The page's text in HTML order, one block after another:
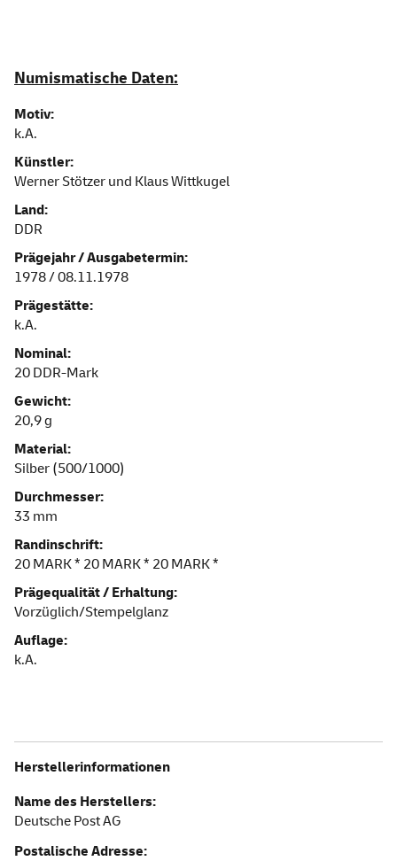
Numismatische Daten:
Motiv:
k.A.
Künstler:
Werner Stötzer und Klaus Wittkugel
Land:
DDR
Prägejahr / Ausgabetermin:
1978 / 08.11.1978
Prägestätte:
k.A.
Nominal:
20 DDR-Mark
Gewicht:
20,9 g
Material:
Silber (500/1000)
Durchmesser:
33 mm
Randinschrift:
20 MARK * 20 MARK * 20 MARK *
Prägequalität / Erhaltung:
Vorzüglich/Stempelglanz
Auflage:
k.A.
Herstellerinformationen
Name des Herstellers:
Deutsche Post AG
Postalische Adresse: